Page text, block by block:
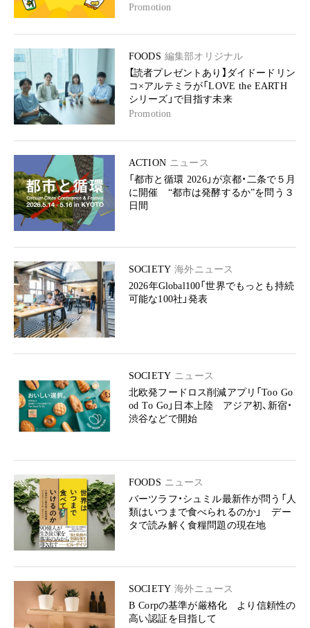
Promotion
FOODS 編集部オリジナル
【読者プレゼントあり】ダイドードリン
コ×アルテミラが「LOVE the EARTH
シリーズ」で目指す未来
Promotion
ACTION ニュース
「都市と循環 2026」が京都・二条で５月
に開催 “都市は発酵するか”を問う３
日間
SOCIETY 海外ニュース
2026年Global100「世界でもっとも持続
可能な100社」発表
SOCIETY ニュース
北欧発フードロス削減アプリ「Too Go
od To Go」日本上陸 アジア初、新宿・
渋谷などで開始
FOODS ニュース
バーツラフ・シュミル最新作が問う「人
類はいつまで食べられるのか」 デー
タで読み解く食糧問題の現在地
SOCIETY 海外ニュース
B Corpの基準が厳格化 より信頼性の
高い認証を目指して